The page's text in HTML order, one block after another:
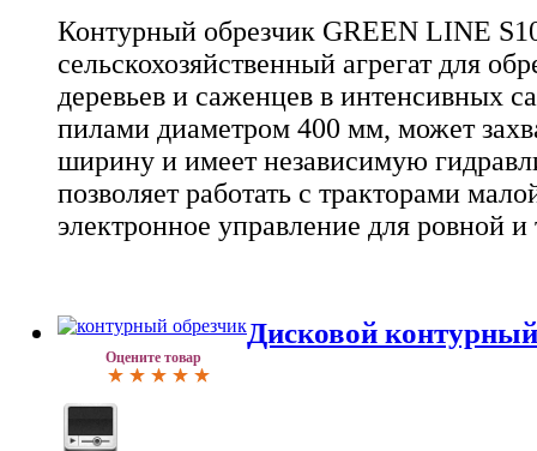
Контурный обрезчик GREEN LINE
сельскохозяйственный агрегат для
деревьев и саженцев в интенсивных
пилами диаметром 400 мм, может
ширину и имеет независимую
позволяет работать с тракторами
электронное управление для ровной и
Оцените товар
Дисковой